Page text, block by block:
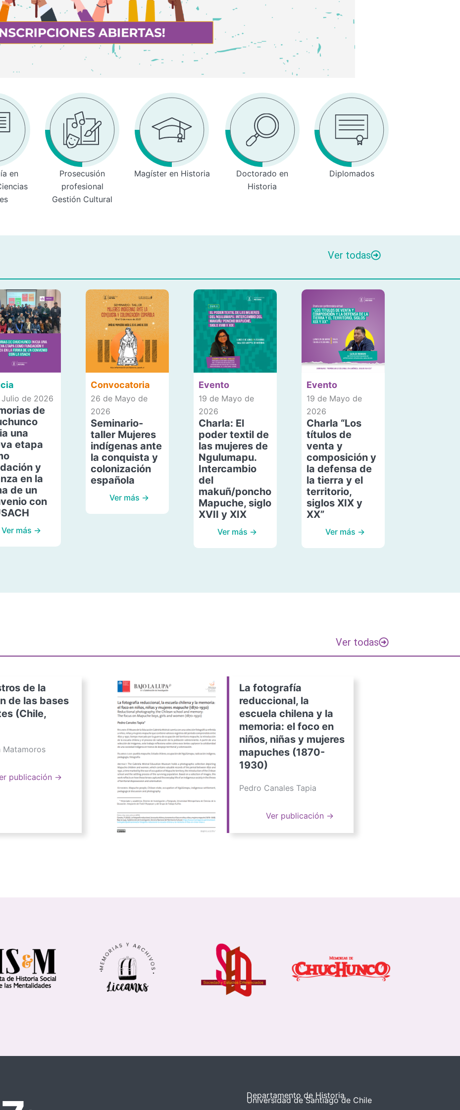
en
Prosecusión
profesional
Gestión Cultural
Magíster en Historia
Doctorado en
Historia
Diplomados
Ver todas
Julio de 2026
de
una
etapa
y
en la
de un
con
Ver más →
Convocatoria
26 de Mayo de
2026
Seminario-
taller Mujeres
indígenas ante
la conquista y
colonización
española
Ver más →
Evento
19 de Mayo de
2026
Charla: El
poder textil de
las mujeres de
Ngulumapu.
Intercambio
del
makuñ/poncho
Mapuche, siglo
XVII y XIX
Ver más →
Evento
19 de Mayo de
2026
Charla “Los
títulos de
venta y
composición y
la defensa de
la tierra y el
territorio,
siglos XIX y
XX”
Ver más →
Ver todas
de la
de las bases
(Chile,
Matamoros
publicación →
La fotografía
reduccional, la
escuela chilena y la
memoria: el foco en
niños, niñas y mujeres
mapuches (1870-
1930)
Pedro Canales Tapia
Ver publicación →
Departamento de Historia
Universidad de Santiago de Chile